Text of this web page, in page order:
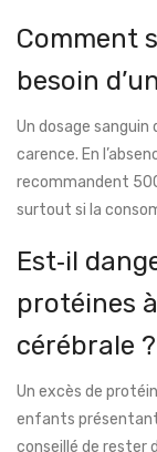
Comment
besoin
Un dosage sanguin
carence. En
recommandent
surtout si la
Est‑il
protéines
cérébrale ?
Un excès de
enfants
conseillé de rester